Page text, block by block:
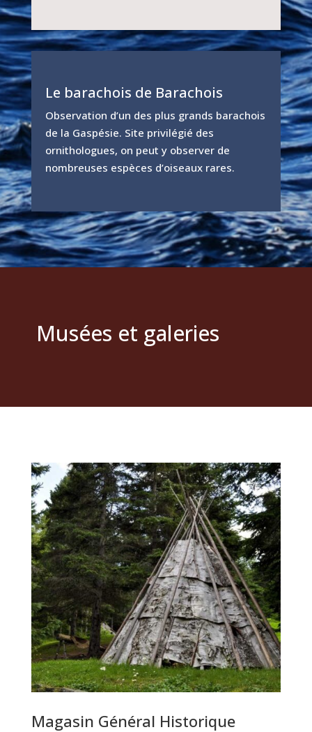
Le barachois de Barachois
Observation d’un des plus grands barachois
de la Gaspésie. Site privilégié des
ornithologues, on peut y observer de
nombreuses espèces d’oiseaux rares.
Musées et galeries
Magasin Général Historique